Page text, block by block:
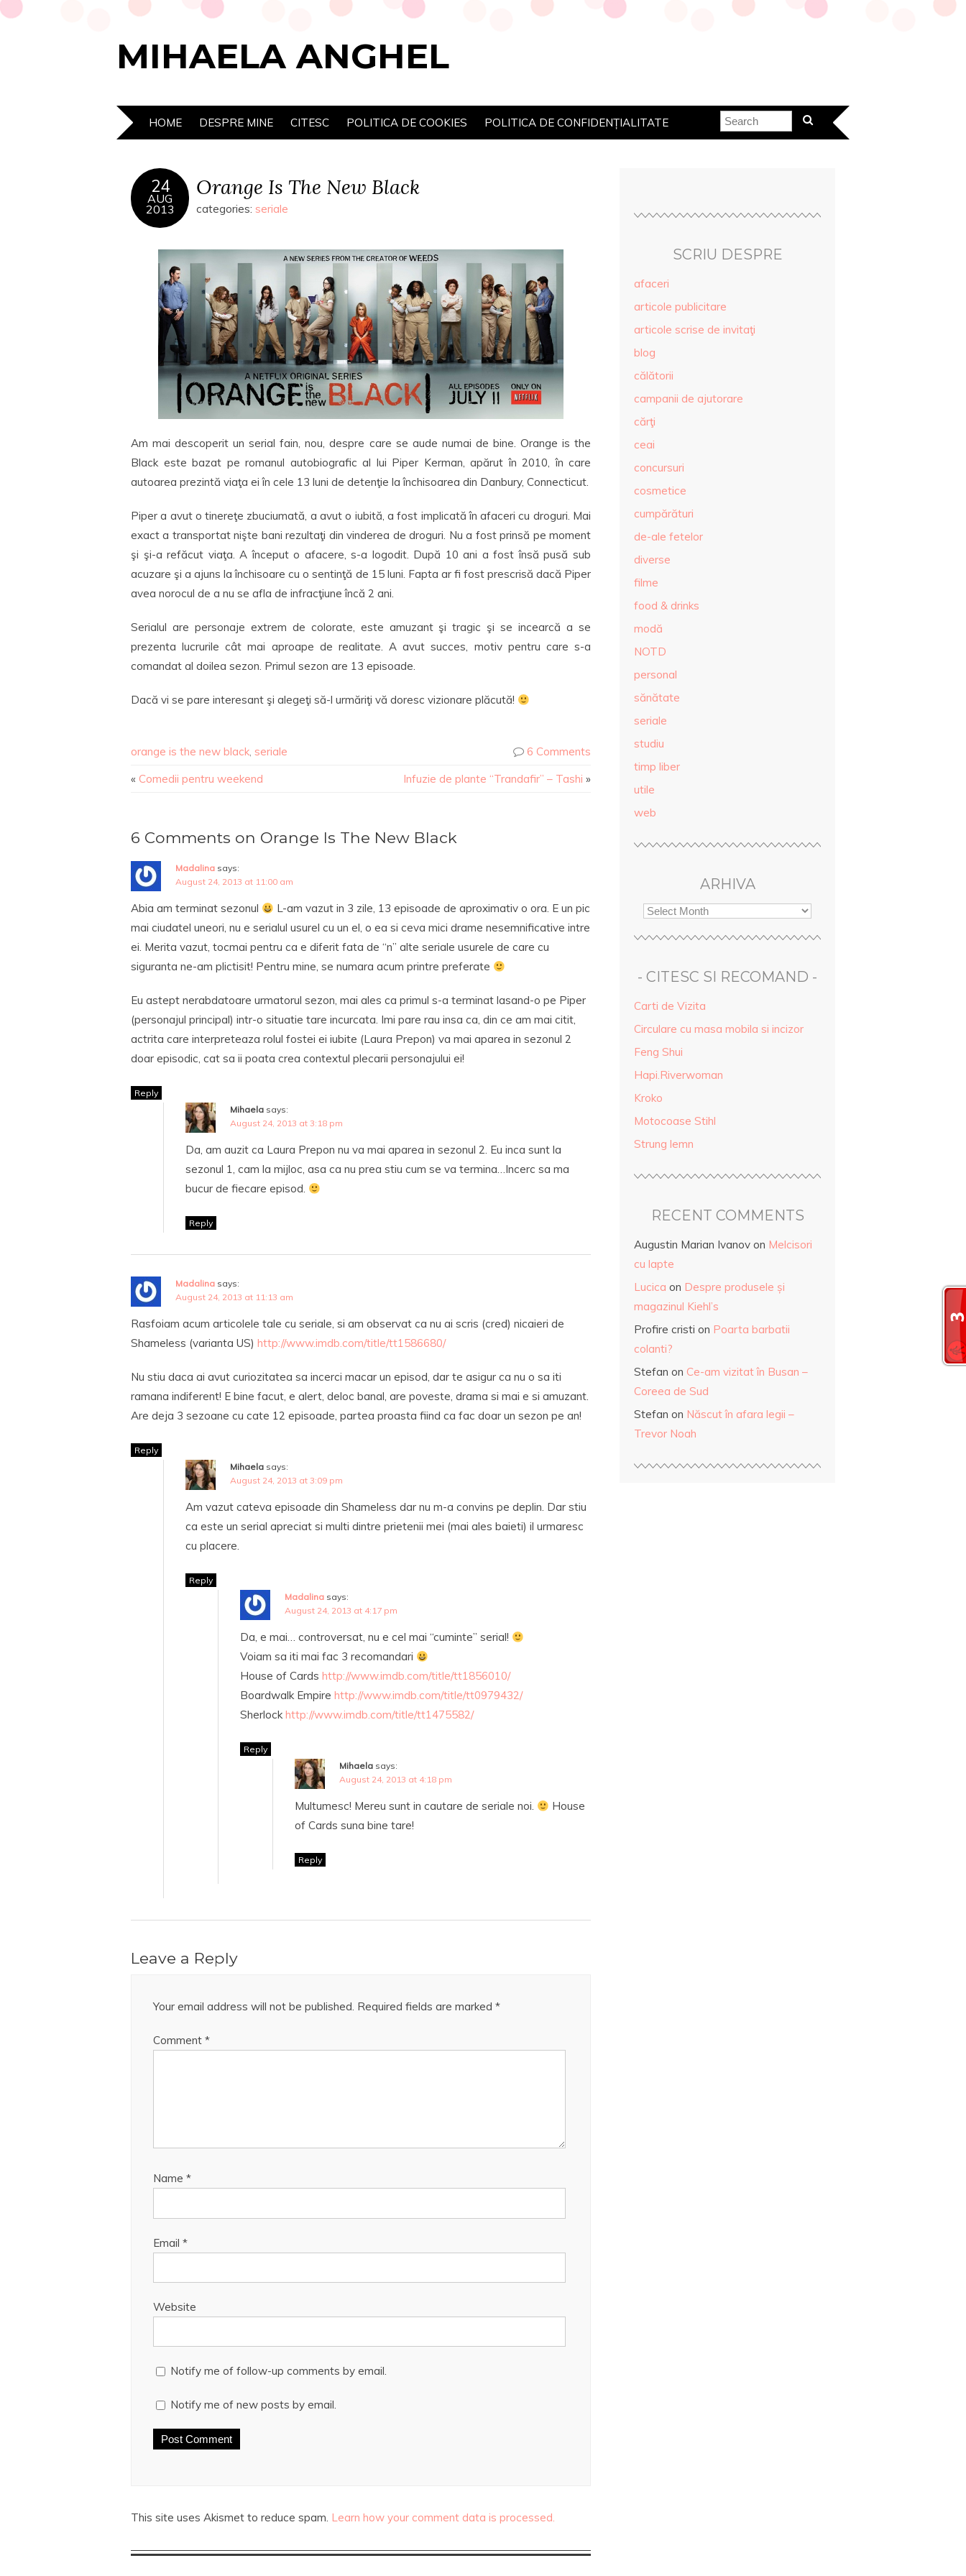
MIHAELA ANGHEL
HOME DESPRE MINE CITESC POLITICA DE COOKIES POLITICA DE CONFIDENȚIALITATE
24
AUG
2013
Orange Is The New Black
categories: seriale
Am mai descoperit un serial fain, nou, despre care se aude numai de bine. Orange is the
Black este bazat pe romanul autobiografic al lui Piper Kerman, apărut în 2010, în care
autoarea prezintă viaţa ei în cele 13 luni de detenţie la închisoarea din Danbury, Connecticut.
Piper a avut o tinereţe zbuciumată, a avut o iubită, a fost implicată în afaceri cu droguri. Mai
exact a transportat nişte bani rezultaţi din vinderea de droguri. Nu a fost prinsă pe moment
şi şi-a refăcut viaţa. A început o afacere, s-a logodit. După 10 ani a fost însă pusă sub
acuzare şi a ajuns la închisoare cu o sentinţă de 15 luni. Fapta ar fi fost prescrisă dacă Piper
avea norocul de a nu se afla de infracţiune încă 2 ani.
Serialul are personaje extrem de colorate, este amuzant şi tragic şi se incearcă a se
prezenta lucrurile cât mai aproape de realitate. A avut succes, motiv pentru care s-a
comandat al doilea sezon. Primul sezon are 13 episoade.
Dacă vi se pare interesant şi alegeţi să-l urmăriţi vă doresc vizionare plăcută!
orange is the new black, seriale
6 Comments
« Comedii pentru weekend Infuzie de plante “Trandafir” – Tashi »
6 Comments on Orange Is The New Black
Madalina says:
August 24, 2013 at 11:00 am
Abia am terminat sezonul
L-am vazut in 3 zile, 13 episoade de aproximativ o ora. E un pic
mai ciudatel uneori, nu e serialul usurel cu un el, o ea si ceva mici drame nesemnificative intre
ei. Merita vazut, tocmai pentru ca e diferit fata de “n” alte seriale usurele de care cu
siguranta ne-am plictisit! Pentru mine, se numara acum printre preferate
Eu astept nerabdatoare urmatorul sezon, mai ales ca primul s-a terminat lasand-o pe Piper
(personajul principal) intr-o situatie tare incurcata. Imi pare rau insa ca, din ce am mai citit,
actrita care interpreteaza rolul fostei ei iubite (Laura Prepon) va mai aparea in sezonul 2
doar episodic, cat sa ii poata crea contextul plecarii personajului ei!
Reply
Mihaela says:
August 24, 2013 at 3:18 pm
Da, am auzit ca Laura Prepon nu va mai aparea in sezonul 2. Eu inca sunt la
sezonul 1, cam la mijloc, asa ca nu prea stiu cum se va termina…Incerc sa ma
bucur de fiecare episod.
Reply
Madalina says:
August 24, 2013 at 11:13 am
Rasfoiam acum articolele tale cu seriale, si am observat ca nu ai scris (cred) nicaieri de
Shameless (varianta US) http://www.imdb.com/title/tt1586680/
Nu stiu daca ai avut curiozitatea sa incerci macar un episod, dar te asigur ca nu o sa iti
ramana indiferent! E bine facut, e alert, deloc banal, are poveste, drama si mai e si amuzant.
Are deja 3 sezoane cu cate 12 episoade, partea proasta fiind ca fac doar un sezon pe an!
Reply
Mihaela says:
August 24, 2013 at 3:09 pm
Am vazut cateva episoade din Shameless dar nu m-a convins pe deplin. Dar stiu
ca este un serial apreciat si multi dintre prietenii mei (mai ales baieti) il urmaresc
cu placere.
Reply
Madalina says:
August 24, 2013 at 4:17 pm
Da, e mai… controversat, nu e cel mai “cuminte” serial!
Voiam sa iti mai fac 3 recomandari
House of Cards http://www.imdb.com/title/tt1856010/
Boardwalk Empire http://www.imdb.com/title/tt0979432/
Sherlockhttp://www.imdb.com/title/tt1475582/
Reply
Mihaela says:
August 24, 2013 at 4:18 pm
Multumesc! Mereu sunt in cautare de seriale noi.
House
of Cards suna bine tare!
Reply
Leave a Reply
Your email address will not be published. Required fields are marked *
Comment *
Name *
Email *
Website
Notify me of follow-up comments by email.
Notify me of new posts by email.
This site uses Akismet to reduce spam. Learn how your comment data is processed.
SCRIU DESPRE
afaceri
articole publicitare
articole scrise de invitaţi
blog
călătorii
campanii de ajutorare
cărţi
ceai
concursuri
cosmetice
cumpărături
de-ale fetelor
diverse
filme
food & drinks
modă
NOTD
personal
sănătate
seriale
studiu
timp liber
utile
web
ARHIVA
- CITESC SI RECOMAND -
Carti de Vizita
Circulare cu masa mobila si incizor
Feng Shui
Hapi.Riverwoman
Kroko
Motocoase Stihl
Strung lemn
RECENT COMMENTS
Augustin Marian Ivanov on Melcisori
cu lapte
Lucica on Despre produsele și
magazinul Kiehl’s
Profire cristi on Poarta barbatii
colanti?
Stefan on Ce-am vizitat în Busan –
Coreea de Sud
Stefan on Născut în afara legii –
Trevor Noah